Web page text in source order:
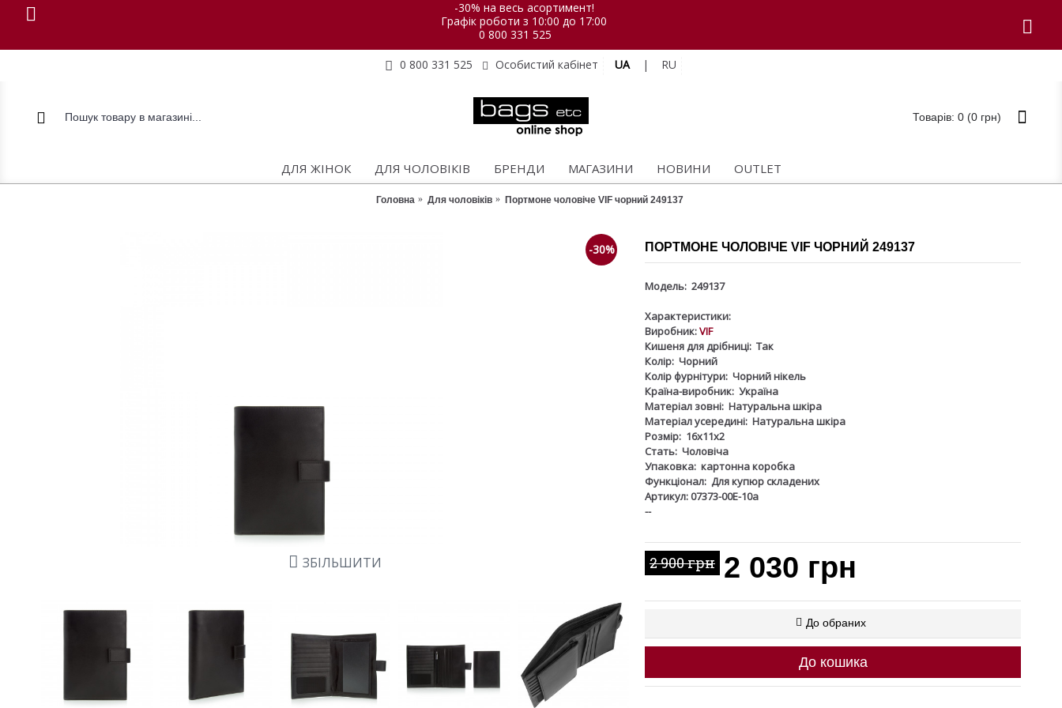
-30% на весь асортимент!
Графік роботи з 10:00 до 17:00
0 800 331 525
0 800 331 525
Особистий кабінет UA | RU
Товарів: 0 (0 грн)
ДЛЯ ЖІНОК ДЛЯ ЧОЛОВІКІВ БРЕНДИ МАГАЗИНИ НОВИНИ OUTLET
Головна Для чоловіків Портмоне чоловіче VIF чорний 249137
-30%
ЗБІЛЬШИТИ
ПОРТМОНЕ ЧОЛОВІЧЕ VIF ЧОРНИЙ 249137
Модель: 249137
Характеристики:
Виробник:VIF
Кишеня для дрібниці: Так
Колір: Чорний
Колір фурнітури: Чорний нікель
Країна-виробник: Україна
Матеріал зовні: Натуральна шкіра
Матеріал усередині: Натуральна шкіра
Розмір: 16х11х2
Стать: Чоловіча
Упаковка: картонна коробка
Функціонал: Для купюр складених
Артикул: 07373-00Е-10а
--
2 900 грн 2 030 грн
До обраних
До кошика